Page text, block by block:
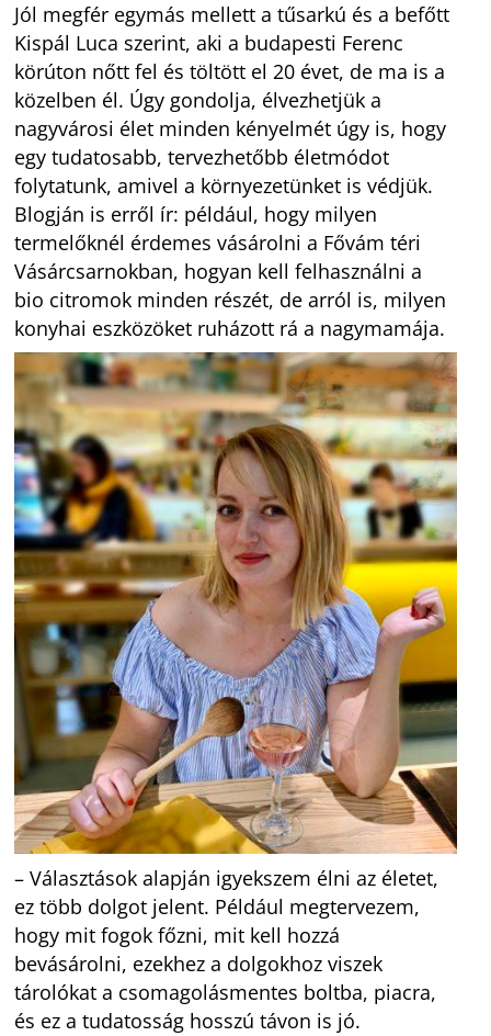
Jól megfér egymás mellett a tűsarkú és a befőtt
Kispál Luca szerint, aki a budapesti Ferenc
körúton nőtt fel és töltött el 20 évet, de ma is a
közelben él. Úgy gondolja, élvezhetjük a
nagyvárosi élet minden kényelmét úgy is, hogy
egy tudatosabb, tervezhetőbb életmódot
folytatunk, amivel a környezetünket is védjük.
Blogján is erről ír: például, hogy milyen
termelőknél érdemes vásárolni a Fővám téri
Vásárcsarnokban, hogyan kell felhasználni a
bio citromok minden részét, de arról is, milyen
konyhai eszközöket ruházott rá a nagymamája.
– Választások alapján igyekszem élni az életet,
ez több dolgot jelent. Például megtervezem,
hogy mit fogok főzni, mit kell hozzá
bevásárolni, ezekhez a dolgokhoz viszek
tárolókat a csomagolásmentes boltba, piacra,
és ez a tudatosság hosszú távon is jó.